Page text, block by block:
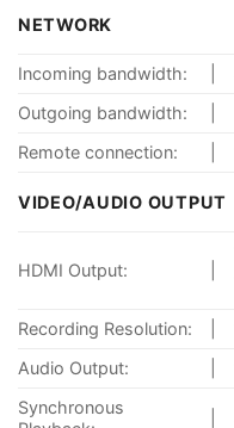
NETWORK
Incoming bandwidth:
Outgoing bandwidth:
Remote connection:
VIDEO/AUDIO OUTPUT
HDMI Output:
Recording Resolution:
Audio Output:
Synchronous